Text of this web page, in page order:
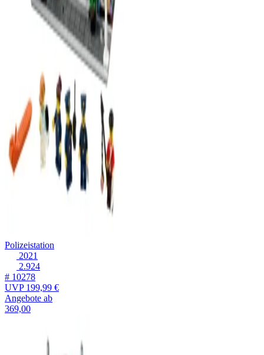
Polizeistation
2021
2.924
# 10278
UVP199,99 €
Angebote ab
369,00